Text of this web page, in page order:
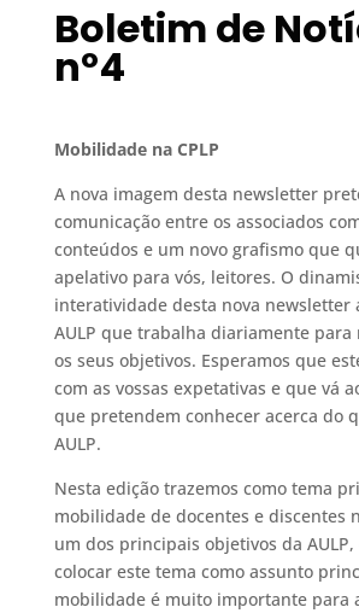
Boletim de
nº4
Mobilidade na CPLP
A nova imagem desta newsletter
comunicação entre os associados
conteúdos e um novo grafismo que
apelativo para vós, leitores. O
interatividade desta nova newsletter
AULP que trabalha diariamente para
os seus objetivos. Esperamos que
com as vossas expetativas e que vá
que pretendem conhecer acerca do
AULP.
Nesta edição trazemos como tema
mobilidade de docentes e discentes
um dos principais objetivos da
colocar este tema como assunto
mobilidade é muito importante para